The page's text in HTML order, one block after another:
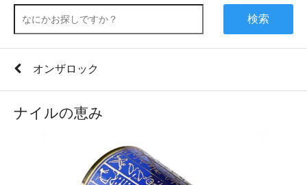
検索
オンザロック
ナイルの恵み